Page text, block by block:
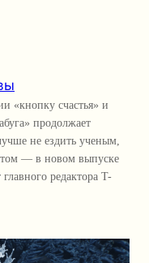
«кнопку счастья» и
продолжает
не ездить ученым,
— в новом выпуске
редактора T-